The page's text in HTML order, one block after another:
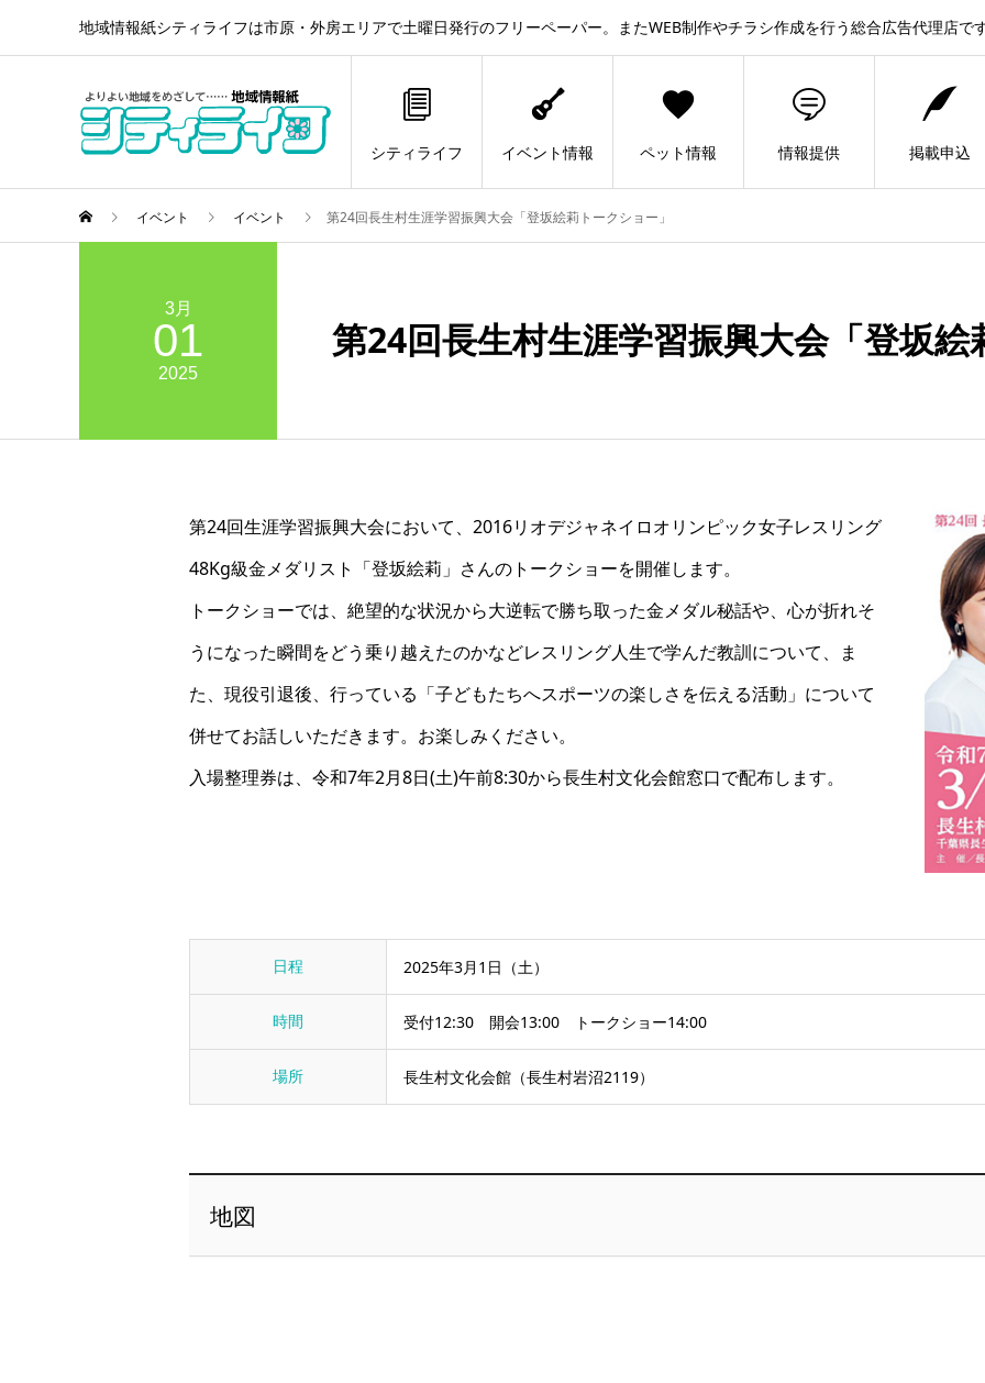
地域情報紙シティライフは市原・外房エリアで土曜日発行のフリーペーパー。またWEB制作やチラシ作成を行う総合広告代理店です
シティライフ イベント情報 ペット情報 情報提供 掲載申込
イベント イベント 第24回長生村生涯学習振興大会「登坂絵莉トークショー」
3月
01
2025
第24回長生村生涯学習振興大会「登坂絵
第24回生涯学習振興大会において、2016リオデジャネイロオリンピック女子レスリング
48Kg級金メダリスト「登坂絵莉」さんのトークショーを開催します。
トークショーでは、絶望的な状況から大逆転で勝ち取った金メダル秘話や、心が折れそ
うになった瞬間をどう乗り越えたのかなどレスリング人生で学んだ教訓について、ま
た、現役引退後、行っている「子どもたちへスポーツの楽しさを伝える活動」について
併せてお話しいただきます。お楽しみください。
入場整理券は、令和7年2月8日(土)午前8:30から長生村文化会館窓口で配布します。
日程 2025年3月1日（土）
時間 受付12:30 開会13:00 トークショー14:00
場所 長生村文化会館（長生村岩沼2119）
地図